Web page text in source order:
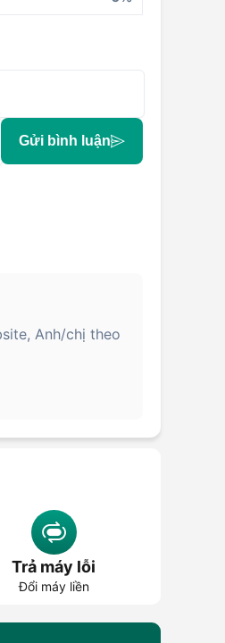
Gửi bình luận
Anh/chị theo
Trả máy lỗi
Đổi máy liền